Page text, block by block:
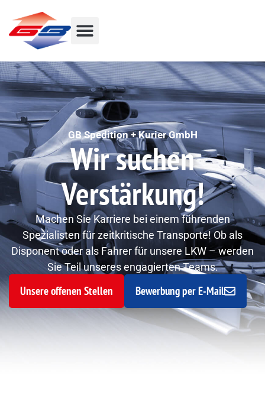
GB Spedition + Kurier GmbH
Wir suchen
Verstärkung!
Machen Sie Karriere bei einem führenden
Spezialisten für zeitkritische Transporte! Ob als
Disponent oder als Fahrer für unsere LKW – werden
Sie Teil unseres engagierten Teams.
Unsere offenen Stellen Bewerbung per E-Mail